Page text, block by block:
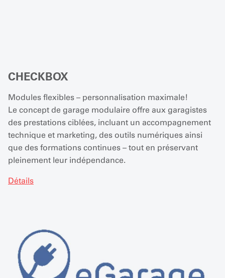
CHECKBOX
Modules flexibles – personnalisation maximale!
Le concept de garage modulaire offre aux garagistes
des prestations ciblées, incluant un accompagnement
technique et marketing, des outils numériques ainsi
que des formations continues – tout en préservant
pleinement leur indépendance.
Détails